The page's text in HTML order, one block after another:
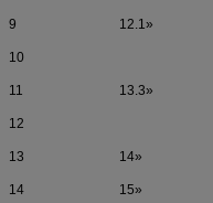
9 12.1»
10
11 13.3»
12
13 14»
14 15»